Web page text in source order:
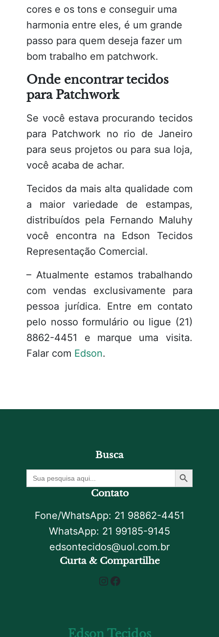
cores e os tons e conseguir uma
harmonia entre eles, é um grande
passo para quem deseja fazer um
bom trabalho em patchwork.
Onde encontrar tecidos
para Patchwork
Se você estava procurando tecidos
para Patchwork no rio de Janeiro
para seus projetos ou para sua loja,
você acaba de achar.
Tecidos da mais alta qualidade com
a maior variedade de estampas,
distribuídos pela Fernando Maluhy
você encontra na Edson Tecidos
Representação Comercial.
– Atualmente estamos trabalhando
com vendas exclusivamente para
pessoa jurídica. Entre em contato
pelo nosso formulário ou ligue (21)
8862-4451 e marque uma visita.
Falar com Edson.
Busca
Procurar
por:
Botão De Pesquisa
Contato
Fone/WhatsApp: 21 98862-4451
WhatsApp: 21 99185-9145
edsontecidos@uol.com.br
Curta & Compartilhe
Instagram Facebook